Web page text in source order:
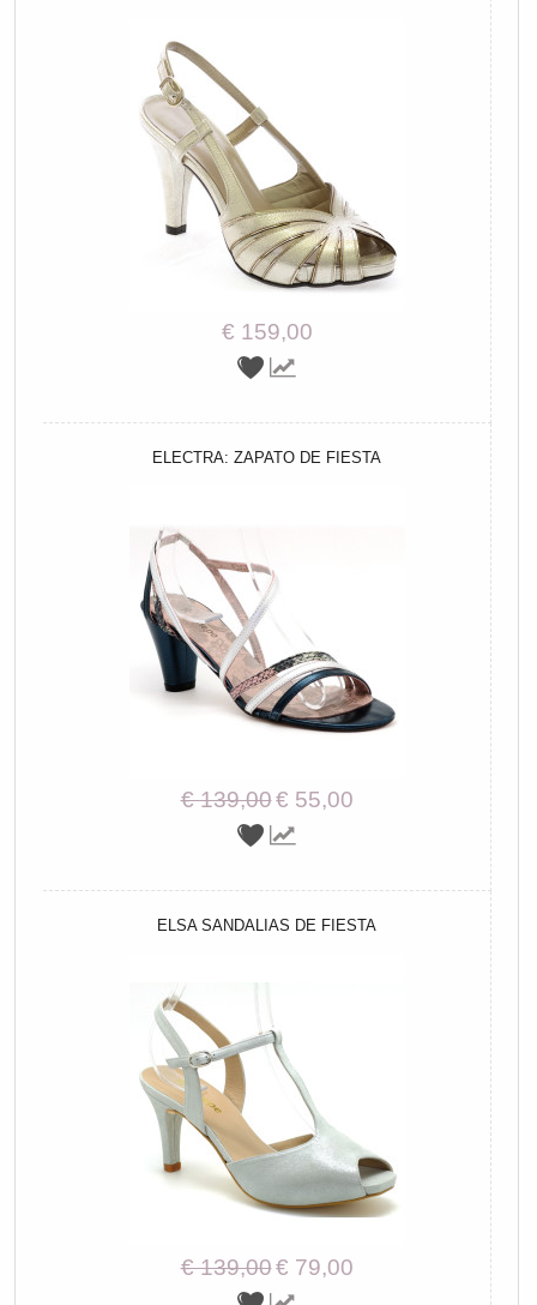
€ 159,00
ELECTRA: ZAPATO DE FIESTA
€ 139,00€ 55,00
ELSA SANDALIAS DE FIESTA
€ 139,00€ 79,00